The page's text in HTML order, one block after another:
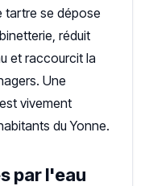
tartre se dépose
réduit
et raccourcit la
Une
vivement
du Yonne.
par l'eau